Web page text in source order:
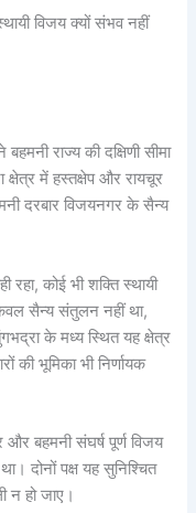
विजय क्यों संभव नहीं
राज्य की दक्षिणी सीमा
में हस्तक्षेप और रायचूर
दरबार विजयनगर के सैन्य
रहा, कोई भी शक्ति स्थायी
सैन्य संतुलन नहीं था,
के मध्य स्थित यह क्षेत्र
की भूमिका भी निर्णायक
बहमनी संघर्ष पूर्ण विजय
दोनों पक्ष यह सुनिश्चित
न हो जाए।